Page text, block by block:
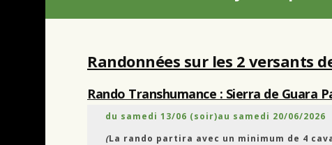
Randonnées sur les 2 versants
Rando Transhumance : Sierra de Guara
du samedi 13/06 (soir)au samedi 20/06/2026
(La rando partira avec un minimum de 4